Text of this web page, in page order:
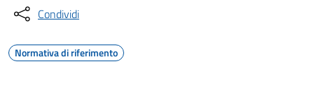
Condividi
Normativa di riferimento